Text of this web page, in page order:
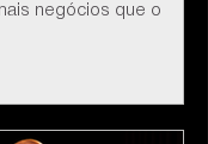
negócios que o